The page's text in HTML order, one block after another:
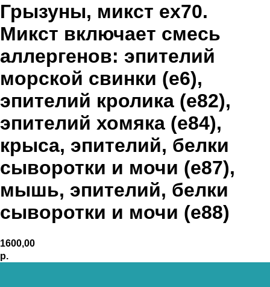
Грызуны, микст ex70.
Микст включает смесь
аллергенов: эпителий
морской свинки (e6),
эпителий кролика (e82),
эпителий хомяка (e84),
крыса, эпителий, белки
сыворотки и мочи (e87),
мышь, эпителий, белки
сыворотки и мочи (e88)
1600,00
р.